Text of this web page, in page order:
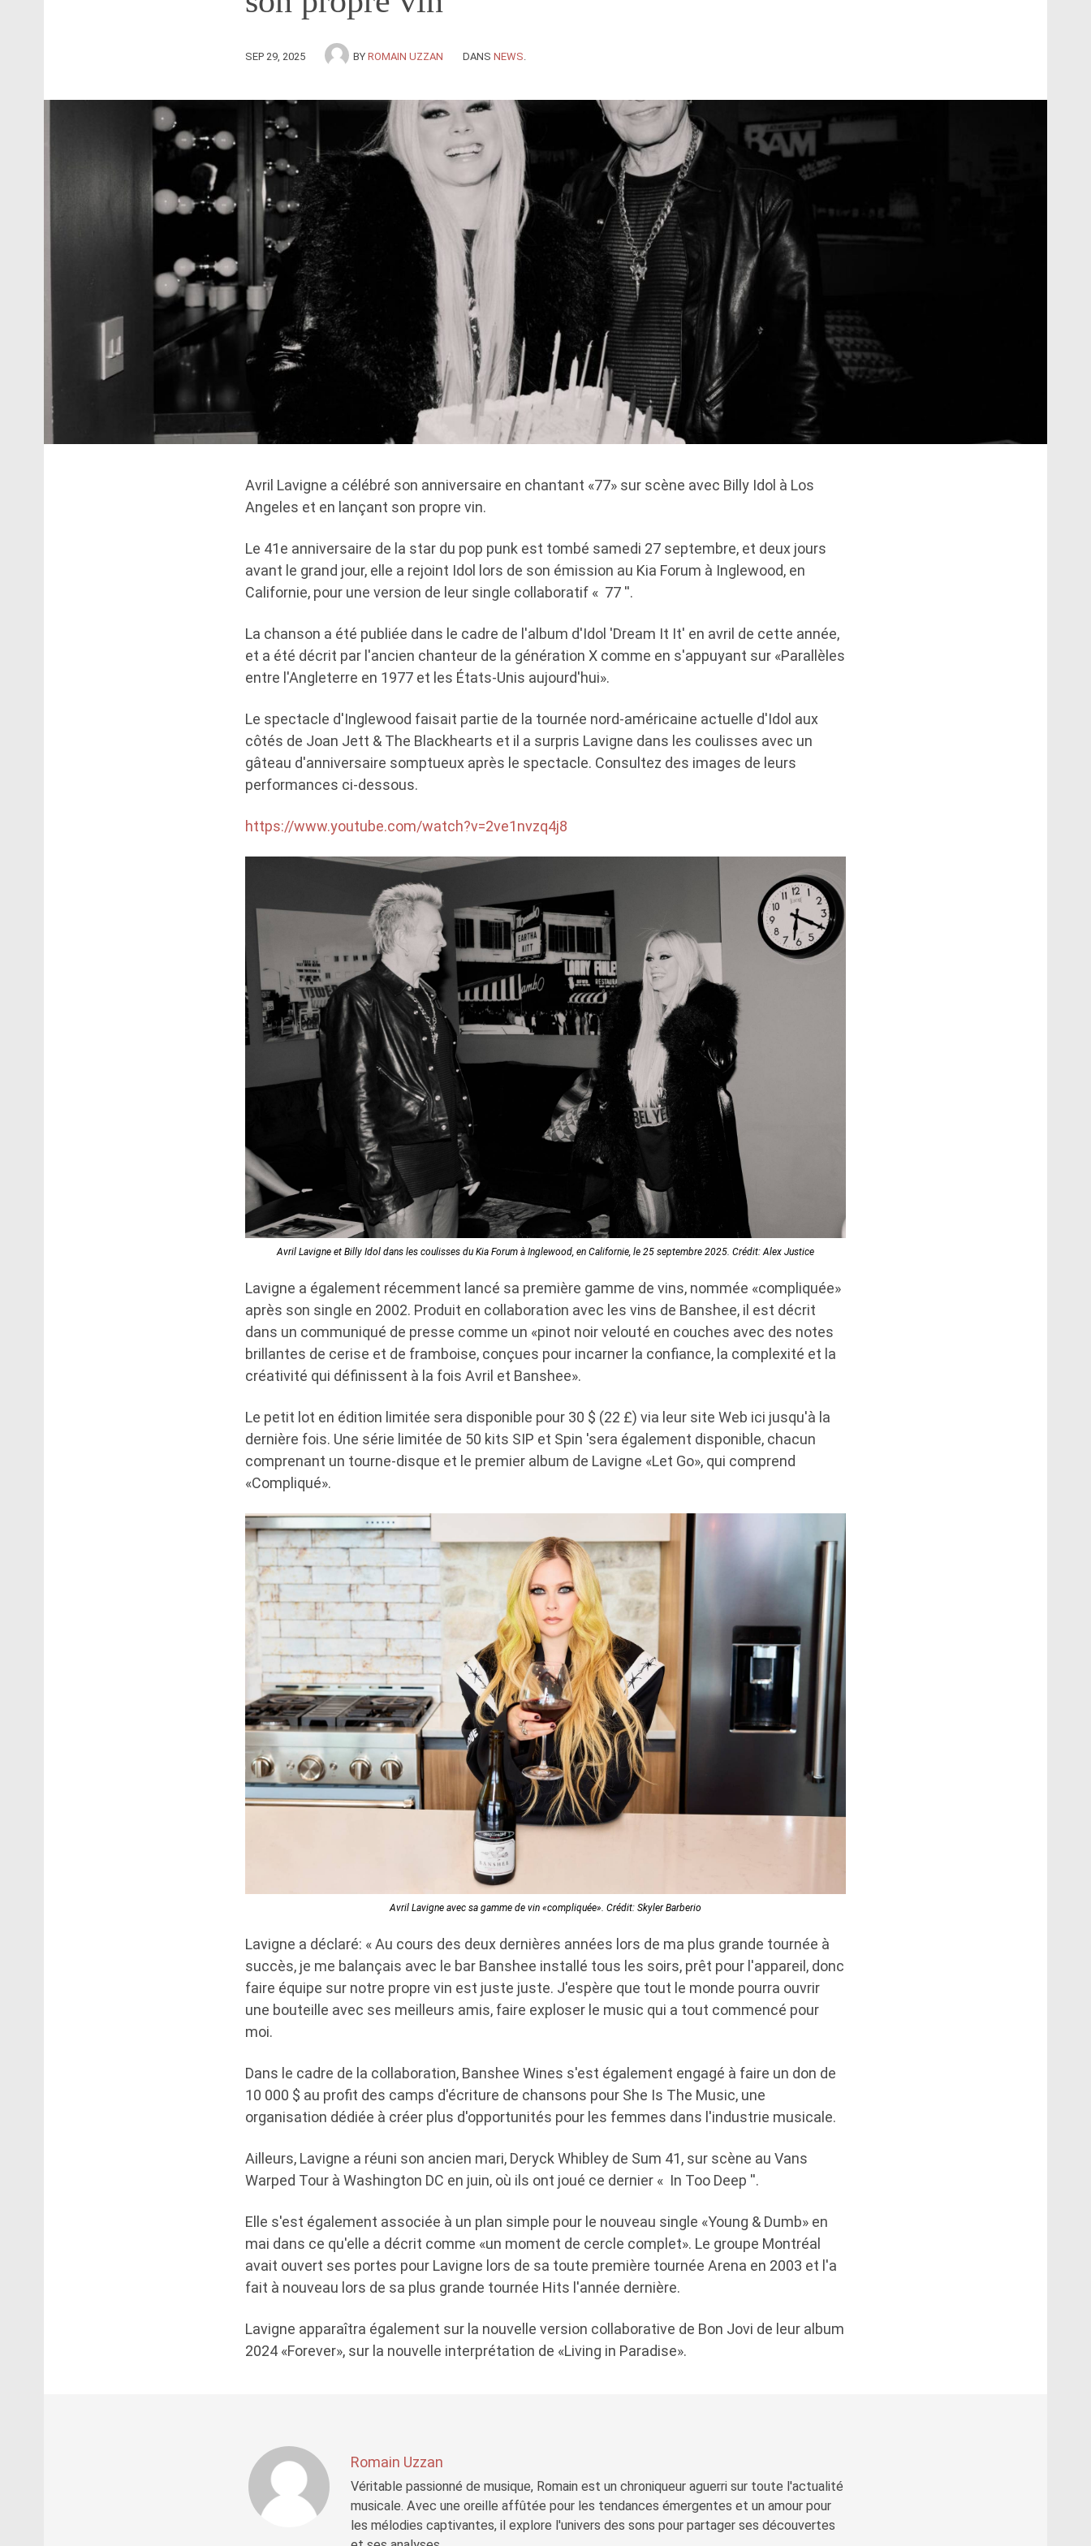
SEP 29, 2025 BY ROMAIN UZZAN DANS NEWS
Avril Lavigne a célébré son anniversaire en chantant «77» sur scène avec Billy Idol à Los
Angeles et en lançant son propre vin.
Le 41e anniversaire de la star du pop punk est tombé samedi 27 septembre, et deux jours
avant le grand jour, elle a rejoint Idol lors de son émission au Kia Forum à Inglewood, en
Californie, pour une version de leur single collaboratif « 77 ''.
La chanson a été publiée dans le cadre de l'album d'Idol 'Dream It It' en avril de cette année,
et a été décrit par l'ancien chanteur de la génération X comme en s'appuyant sur «Parallèles
entre l'Angleterre en 1977 et les États-Unis aujourd'hui».
Le spectacle d'Inglewood faisait partie de la tournée nord-américaine actuelle d'Idol aux
côtés de Joan Jett & The Blackhearts et il a surpris Lavigne dans les coulisses avec un
gâteau d'anniversaire somptueux après le spectacle. Consultez des images de leurs
performances ci-dessous.
https://www.youtube.com/watch?v=2ve1nvzq4j8
Avril Lavigne et Billy Idol dans les coulisses du Kia Forum à Inglewood, en Californie, le 25 septembre 2025. Crédit: Alex Justice
Lavigne a également récemment lancé sa première gamme de vins, nommée «compliquée»
après son single en 2002. Produit en collaboration avec les vins de Banshee, il est décrit
dans un communiqué de presse comme un «pinot noir velouté en couches avec des notes
brillantes de cerise et de framboise, conçues pour incarner la confiance, la complexité et la
créativité qui définissent à la fois Avril et Banshee».
Le petit lot en édition limitée sera disponible pour 30 $ (22 £) via leur site Web ici jusqu'à la
dernière fois. Une série limitée de 50 kits SIP et Spin 'sera également disponible, chacun
comprenant un tourne-disque et le premier album de Lavigne «Let Go», qui comprend
«Compliqué».
Avril Lavigne avec sa gamme de vin «compliquée». Crédit: Skyler Barberio
Lavigne a déclaré: « Au cours des deux dernières années lors de ma plus grande tournée à
succès, je me balançais avec le bar Banshee installé tous les soirs, prêt pour l'appareil, donc
faire équipe sur notre propre vin est juste juste. J'espère que tout le monde pourra ouvrir
une bouteille avec ses meilleurs amis, faire exploser le music qui a tout commencé pour
moi.
Dans le cadre de la collaboration, Banshee Wines s'est également engagé à faire un don de
10 000 $ au profit des camps d'écriture de chansons pour She Is The Music, une
organisation dédiée à créer plus d'opportunités pour les femmes dans l'industrie musicale.
Ailleurs, Lavigne a réuni son ancien mari, Deryck Whibley de Sum 41, sur scène au Vans
Warped Tour à Washington DC en juin, où ils ont joué ce dernier « In Too Deep ''.
Elle s'est également associée à un plan simple pour le nouveau single «Young & Dumb» en
mai dans ce qu'elle a décrit comme «un moment de cercle complet». Le groupe Montréal
avait ouvert ses portes pour Lavigne lors de sa toute première tournée Arena en 2003 et l'a
fait à nouveau lors de sa plus grande tournée Hits l'année dernière.
Lavigne apparaîtra également sur la nouvelle version collaborative de Bon Jovi de leur album
2024 «Forever», sur la nouvelle interprétation de «Living in Paradise».
Romain Uzzan
Véritable passionné de musique, Romain est un chroniqueur aguerri sur toute l'actualité
musicale. Avec une oreille affûtée pour les tendances émergentes et un amour pour
les mélodies captivantes, il explore l'univers des sons pour partager ses découvertes